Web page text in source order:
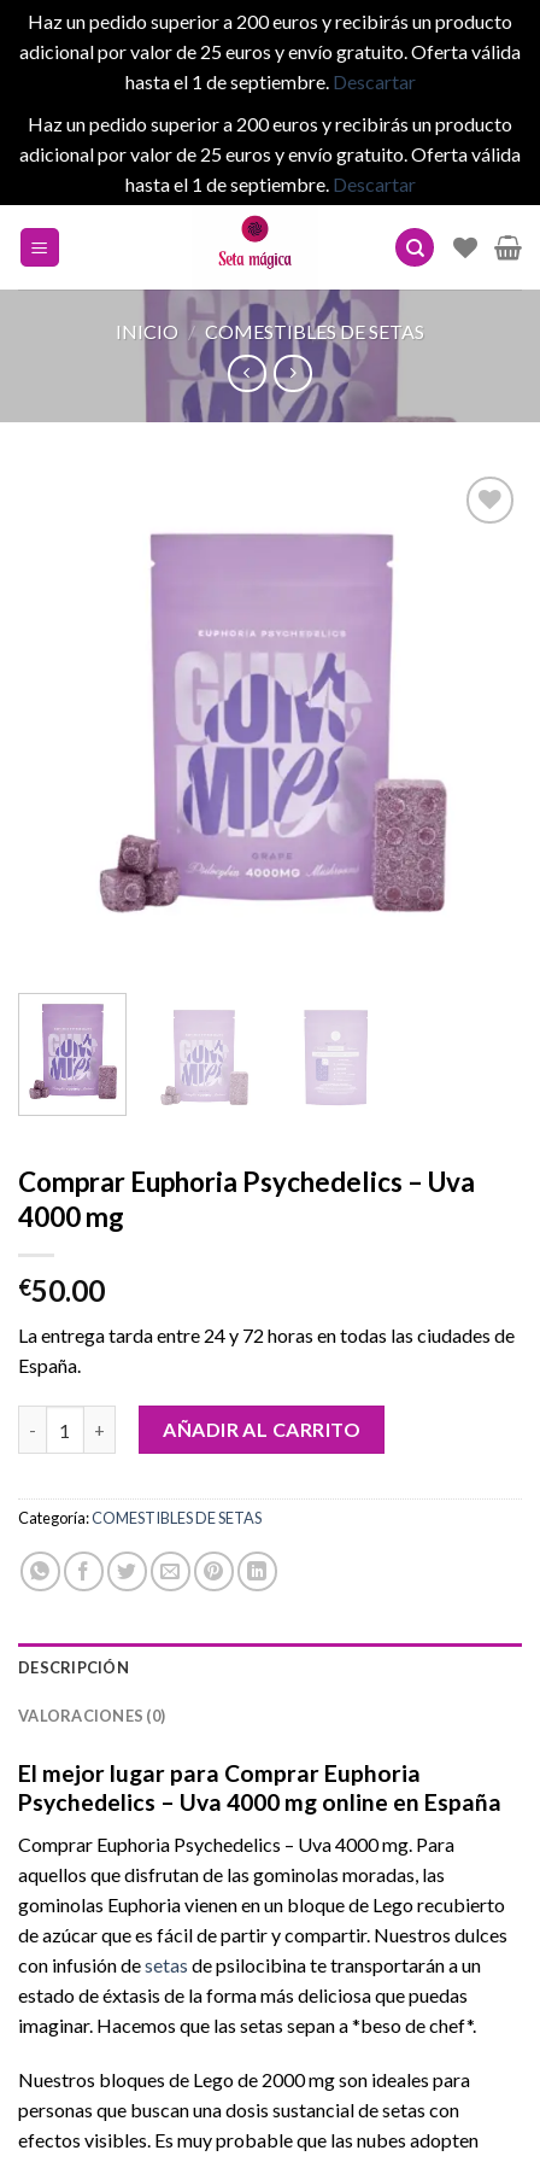
Haz un pedido superior a 200 euros y recibirás un producto
adicional por valor de 25 euros y envío gratuito. Oferta válida
hasta el 1 de septiembre. Descartar
Haz un pedido superior a 200 euros y recibirás un producto
adicional por valor de 25 euros y envío gratuito. Oferta válida
hasta el 1 de septiembre. Descartar
INICIO / COMESTIBLES DE SETAS
Comprar Euphoria Psychedelics – Uva
4000 mg
€50.00
La entrega tarda entre 24 y 72 horas en todas las ciudades de
España.
Comprar Euphoria Psychedelics – Uva 4000 mg cantidad
AÑADIR AL CARRITO
Categoría:COMESTIBLES DE SETAS
DESCRIPCIÓN
VALORACIONES (0)
El mejor lugar para Comprar Euphoria
Psychedelics – Uva 4000 mg online en España
Comprar Euphoria Psychedelics – Uva 4000 mg. Para
aquellos que disfrutan de las gominolas moradas, las
gominolas Euphoria vienen en un bloque de Lego recubierto
de azúcar que es fácil de partir y compartir. Nuestros dulces
con infusión desetas de psilocibina te transportarán a un
estado de éxtasis de la forma más deliciosa que puedas
imaginar. Hacemos que las setas sepan a *beso de chef*.
Nuestros bloques de Lego de 2000 mg son ideales para
personas que buscan una dosis sustancial de setas con
efectos visibles. Es muy probable que las nubes adopten